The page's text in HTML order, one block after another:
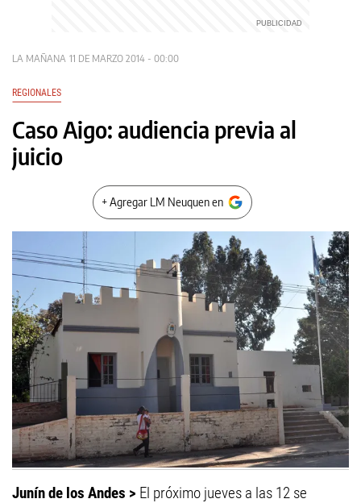
LA MAÑANA 11 DE MARZO 2014 - 00:00
REGIONALES
Caso Aigo: audiencia previa al
juicio
+ Agregar LM Neuquen en
Junín de los Andes > El próximo jueves a las 12 se